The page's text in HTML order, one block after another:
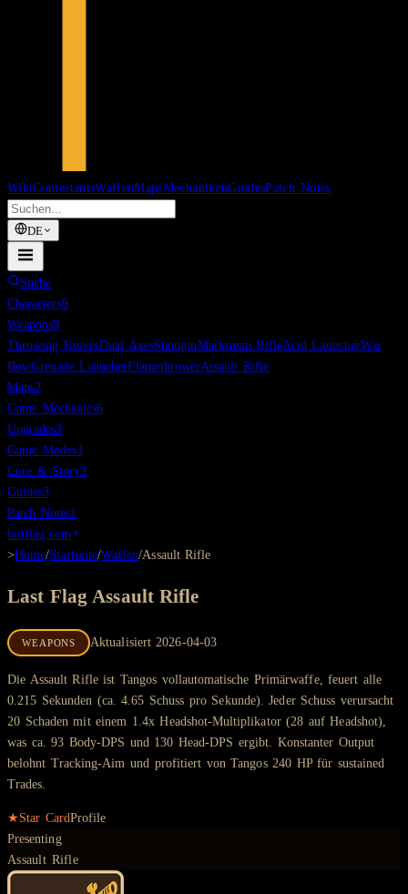
WikiContestantsWaffenMapsMechanikenGuidesPatch Notes
DE
Suche
Characters9
Weapons9
Throwing KnivesDual AxesShotgunMarksman RifleAcid LauncherWar
BowGrenade LauncherFlamethrowerAssault Rifle
Maps2
Game Mechanics6
Upgrades3
Game Modes3
Lore & Story3
Guides3
Patch Notes1
lastflag.com
>Home/Startseite/Waffen/Assault Rifle
Last FlagAssault Rifle
WEAPONS Aktualisiert 2026-04-03
Die Assault Rifle ist Tangos vollautomatische Primärwaffe, feuert alle
0.215 Sekunden (ca. 4.65 Schuss pro Sekunde). Jeder Schuss verursacht
20 Schaden mit einem 1.4x Headshot-Multiplikator (28 auf Headshot),
was ca. 93 Body-DPS und 130 Head-DPS ergibt. Konstanter Output
belohnt Tracking-Aim und profitiert von Tangos 240 HP für sustained
Trades.
★Star CardProfile
Presenting
Assault Rifle